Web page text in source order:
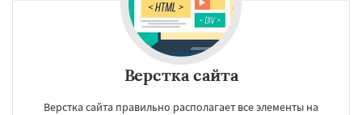
Верстка сайта
Верстка сайта правильно располагает все элементы на